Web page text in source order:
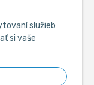
služieb
si vaše